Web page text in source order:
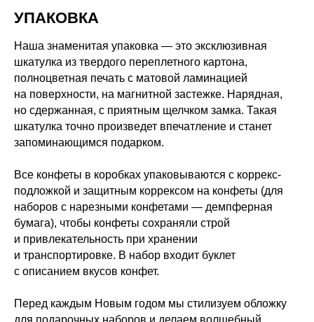
УПАКОВКА
Наша знаменитая упаковка — это эксклюзивная
шкатулка из твердого переплетного картона,
полноцветная печать с матовой ламинацией
на поверхности, на магнитной застежке. Нарядная,
но сдержанная, с приятным щелчком замка. Такая
шкатулка точно произведет впечатление и станет
запоминающимся подарком.
Все конфеты в коробках упаковываются с коррекс-
подложкой и защитным коррексом на конфеты (для
наборов с нарезными конфетами — демпферная
бумага), чтобы конфеты сохраняли строй
и привлекательность при хранении
и транспортировке. В набор входит буклет
с описанием вкусов конфет.
Перед каждым Новым годом мы стилизуем обложку